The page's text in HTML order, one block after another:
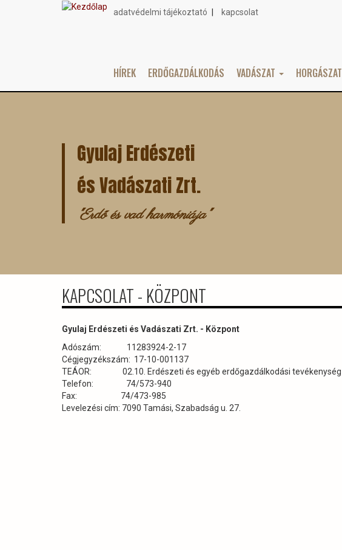
Topmenu
adatvédelmi tájékoztató kapcsolat
Main
HÍREK ERDŐGAZDÁLKODÁS VADÁSZAT HORGÁSZAT
Gyulaj Erdészeti
és Vadászati Zrt.
"Erdő és vad harmóniája"
KAPCSOLAT - KÖZPONT
Gyulaj Erdészeti és Vadászati Zrt. - Központ
Adószám: 11283924-2-17
Cégjegyzékszám: 17-10-001137
TEÁOR: 02.10. Erdészeti és egyéb erdőgazdálkodási tevékenység
Telefon: 74/573-940
Fax: 74/473-985
Levelezési cím: 7090 Tamási, Szabadság u. 27.